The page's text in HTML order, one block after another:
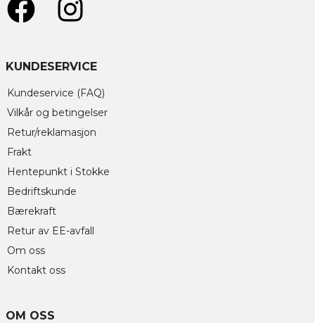
KUNDESERVICE
Kundeservice (FAQ)
Vilkår og betingelser
Retur/reklamasjon
Frakt
Hentepunkt i Stokke
Bedriftskunde
Bærekraft
Retur av EE-avfall
Om oss
Kontakt oss
OM OSS